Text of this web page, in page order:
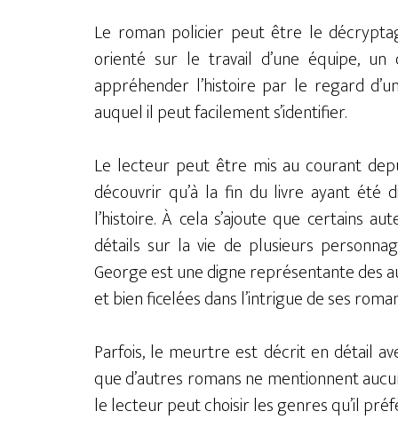
Le roman policier peut être le
orienté sur le travail d’une équipe,
appréhender l’histoire par le regard
auquel il peut facilement s’identifier.
Le lecteur peut être mis au courant
découvrir qu’à la fin du livre ayant été
l’histoire. À cela s’ajoute que certains
détails sur la vie de plusieurs
George est une digne représentante des
et bien ficelées dans l’intrigue de ses
Parfois, le meurtre est décrit en détail
que d’autres romans ne mentionnent
le lecteur peut choisir les genres qu’il